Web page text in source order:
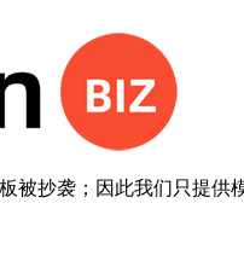
被抄袭；因此我们只提供